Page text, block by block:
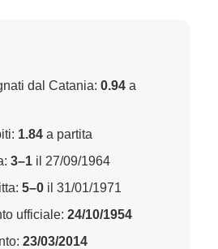
dal Catania: 0.94 a
1.84 a partita
3–1 il 27/09/1964
5–0 il 31/01/1971
ufficiale: 24/10/1954
23/03/2014